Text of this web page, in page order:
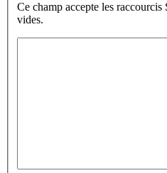
Ce champ accepte les raccourcis
vides.